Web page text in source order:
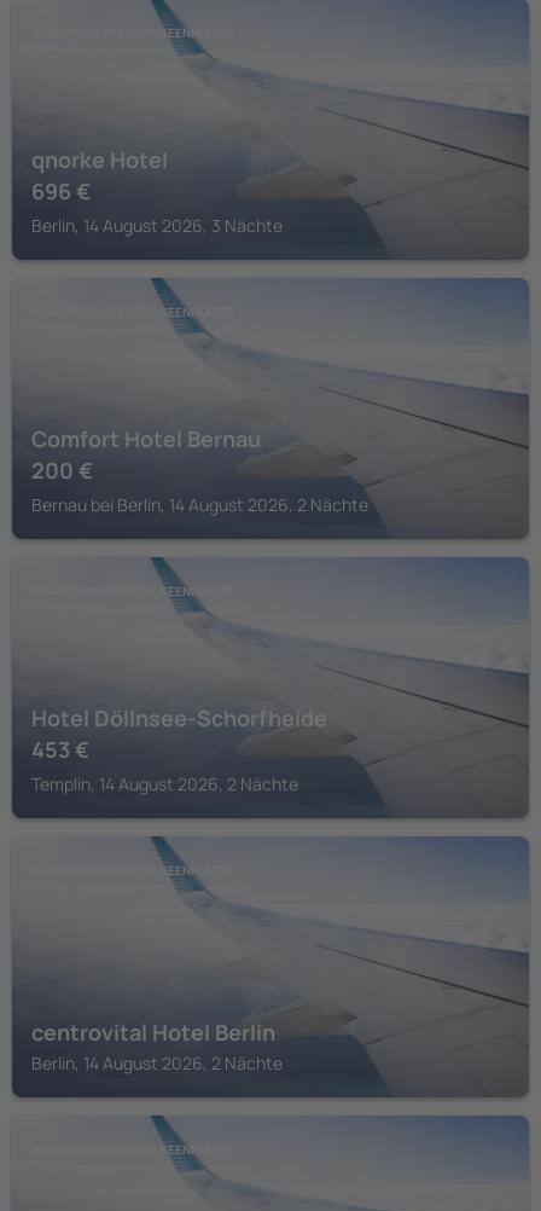
BRANDENBURGISCHE SEENPLATTE
qnorke Hotel
696 €
Berlin, 14 August 2026, 3 Nächte
BRANDENBURGISCHE SEENPLATTE
Comfort Hotel Bernau
200 €
Bernau bei Berlin, 14 August 2026, 2 Nächte
BRANDENBURGISCHE SEENPLATTE
Hotel Döllnsee-Schorfheide
453 €
Templin, 14 August 2026, 2 Nächte
BRANDENBURGISCHE SEENPLATTE
centrovital Hotel Berlin
Berlin, 14 August 2026, 2 Nächte
BRANDENBURGISCHE SEENPLATTE